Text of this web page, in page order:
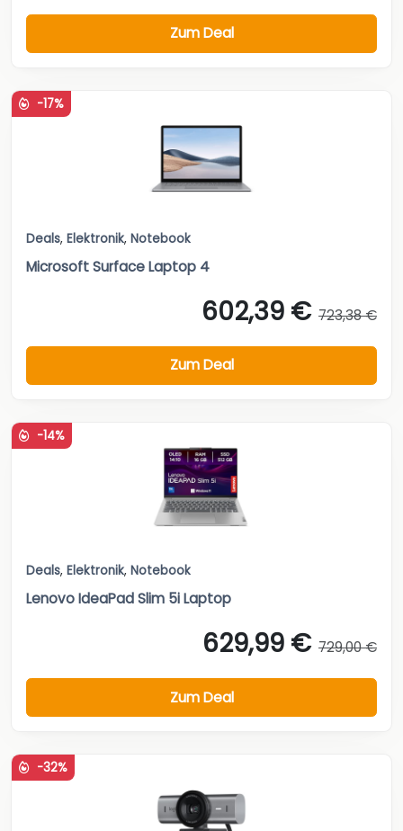
Zum Deal
-17%
Deals, Elektronik, Notebook
Microsoft Surface Laptop 4
602,39 € 723,38 €
Zum Deal
-14%
Deals, Elektronik, Notebook
Lenovo IdeaPad Slim 5i Laptop
629,99 € 729,00 €
Zum Deal
-32%